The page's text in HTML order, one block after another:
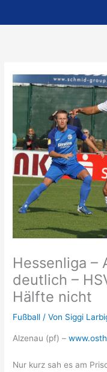
Hessenliga –
deutlich –
Hälfte nicht
Fußball / Von Siggi
Alzenau (pf) –
Nur kurz sah es am